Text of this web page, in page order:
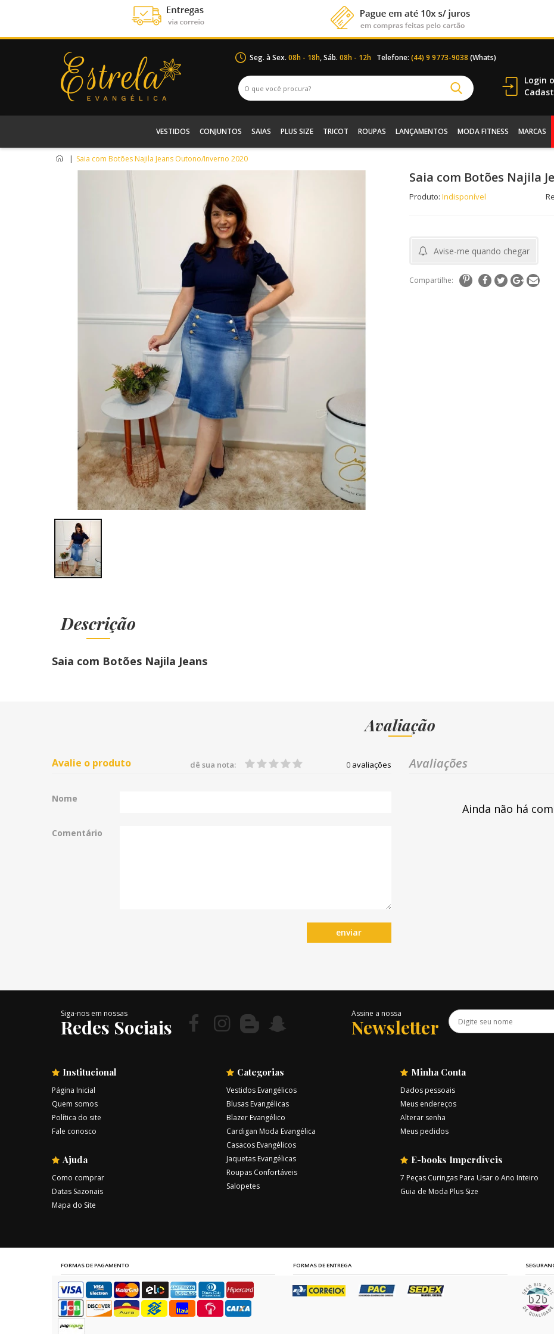
Seg. à Sex. 08h - 18h, Sáb. 08h - 12h Telefone: (44) 9 9773-9038 (Whats)
Login
VESTIDOS CONJUNTOS SAIAS PLUS SIZE TRICOT ROUPAS LANÇAMENTOS MODA FITNESS MARCAS
| Saia com Botões Najila Jeans Outono/Inverno 2020
Saia com Botões Najila
Produto: Indisponível
Avise-me quando chegar
Compartilhe:
Descrição
Saia com Botões Najila Jeans
Avaliação
Avalie o produto 0 avaliações
dê sua nota:
Nome
Comentário
enviar
Avaliações
Ainda não há
Siga-nos em nossas
Redes Sociais
Assine a nossa
Newsletter
Institucional
Página Inicial
Quem somos
Política do site
Fale conosco
Ajuda
Como comprar
Datas Sazonais
Mapa do Site
Categorias
Vestidos Evangélicos
Blusas Evangélicas
Blazer Evangélico
Cardigan Moda Evangélica
Casacos Evangélicos
Jaquetas Evangélicas
Roupas Confortáveis
Salopetes
Minha Conta
Dados pessoais
Meus endereços
Alterar senha
Meus pedidos
E-books Imperdíveis
7 Peças Curingas Para Usar o Ano Inteiro
Guia de Moda Plus Size
FORMAS DE PAGAMENTO FORMAS DE ENTREGA